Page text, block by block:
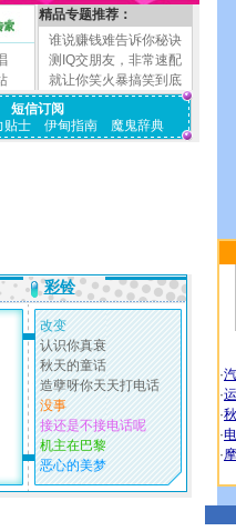
精品专题推荐：
谁说赚钱难告诉你秘诀
测IQ交朋友，非常速配
就让你笑火暴搞笑到底
短信订阅
贴士 伊甸指南 魔鬼辞典
·
·
·
·
·